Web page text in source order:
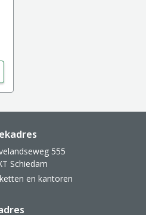
555
Schiedam
en kantoren